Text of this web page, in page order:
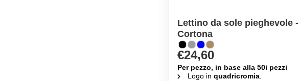
Lettino da sole pieghevole -
Cortona
€24,60
Per pezzo, in base alla 50i pezzi
Logo in quadricromia